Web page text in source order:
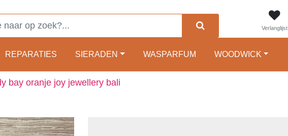
Verlanglijst
REPARATIES SIERADEN WASPARFUM WOODWICK
bay oranje joy jewellery bali